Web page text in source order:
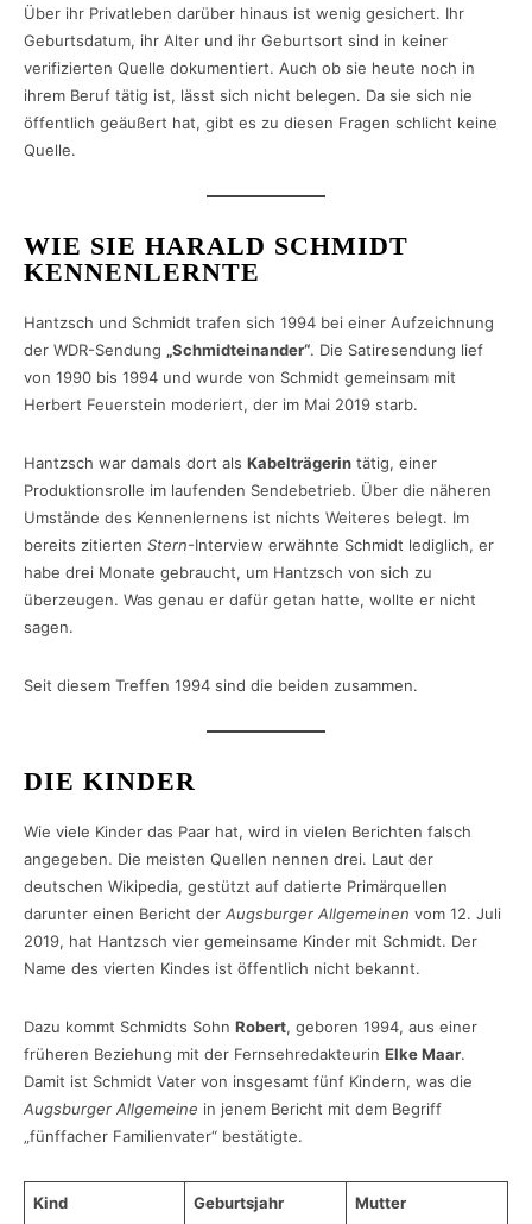
Über ihr Privatleben darüber hinaus ist wenig gesichert. Ihr
Geburtsdatum, ihr Alter und ihr Geburtsort sind in keiner
verifizierten Quelle dokumentiert. Auch ob sie heute noch in
ihrem Beruf tätig ist, lässt sich nicht belegen. Da sie sich nie
öffentlich geäußert hat, gibt es zu diesen Fragen schlicht keine
Quelle.
WIE SIE HARALD SCHMIDT
KENNENLERNTE
Hantzsch und Schmidt trafen sich 1994 bei einer Aufzeichnung
der WDR-Sendung „Schmidteinander“. Die Satiresendung lief
von 1990 bis 1994 und wurde von Schmidt gemeinsam mit
Herbert Feuerstein moderiert, der im Mai 2019 starb.
Hantzsch war damals dort als Kabelträgerin tätig, einer
Produktionsrolle im laufenden Sendebetrieb. Über die näheren
Umstände des Kennenlernens ist nichts Weiteres belegt. Im
bereits zitierten Stern-Interview erwähnte Schmidt lediglich, er
habe drei Monate gebraucht, um Hantzsch von sich zu
überzeugen. Was genau er dafür getan hatte, wollte er nicht
sagen.
Seit diesem Treffen 1994 sind die beiden zusammen.
DIE KINDER
Wie viele Kinder das Paar hat, wird in vielen Berichten falsch
angegeben. Die meisten Quellen nennen drei. Laut der
deutschen Wikipedia, gestützt auf datierte Primärquellen
darunter einen Bericht der Augsburger Allgemeinen vom 12. Juli
2019, hat Hantzsch vier gemeinsame Kinder mit Schmidt. Der
Name des vierten Kindes ist öffentlich nicht bekannt.
Dazu kommt Schmidts Sohn Robert, geboren 1994, aus einer
früheren Beziehung mit der Fernsehredakteurin Elke Maar.
Damit ist Schmidt Vater von insgesamt fünf Kindern, was die
Augsburger Allgemeine in jenem Bericht mit dem Begriff
„fünffacher Familienvater“ bestätigte.
Kind Geburtsjahr Mutter